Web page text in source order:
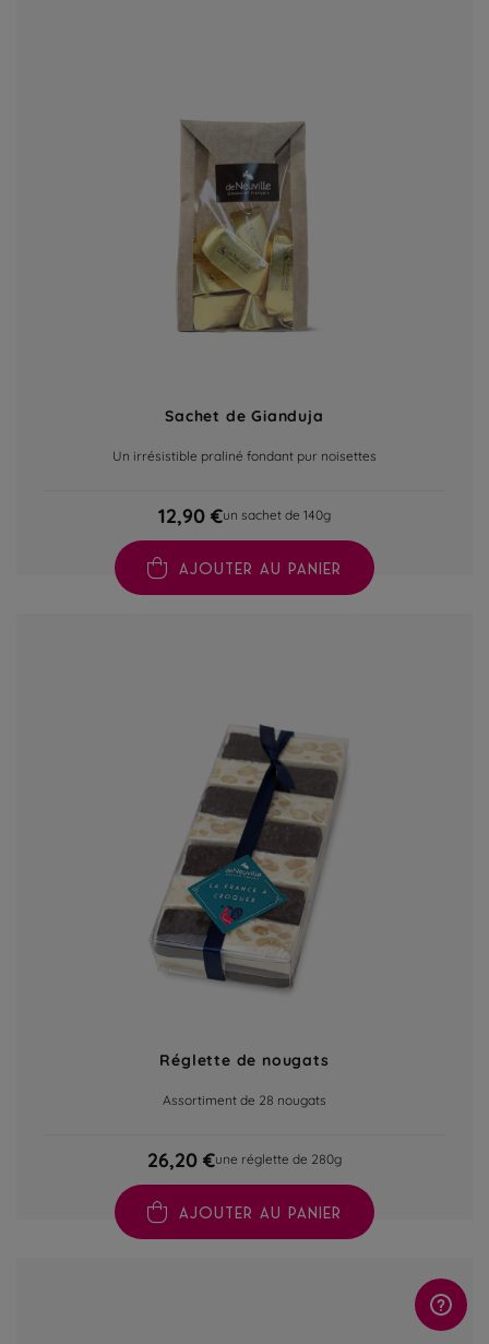
Sachet de Gianduja
Un irrésistible praliné fondant pur noisettes
12,90 €un sachet de 140g
AJOUTER AU PANIER
Réglette de nougats
Assortiment de 28 nougats
26,20 €une réglette de 280g
AJOUTER AU PANIER